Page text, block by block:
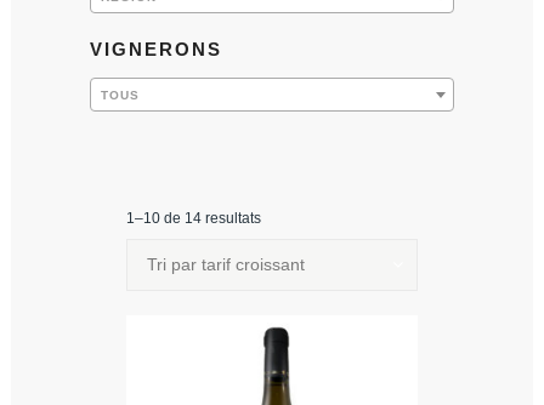
VIGNERONS
TOUS
1–10 de 14 resultats
Tri par tarif croissant